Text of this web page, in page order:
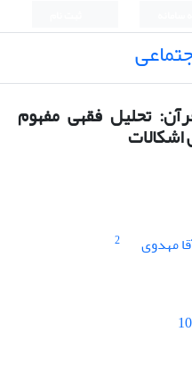
تحلیل فقهی مفهوم
اشکالات
مهدوی
2